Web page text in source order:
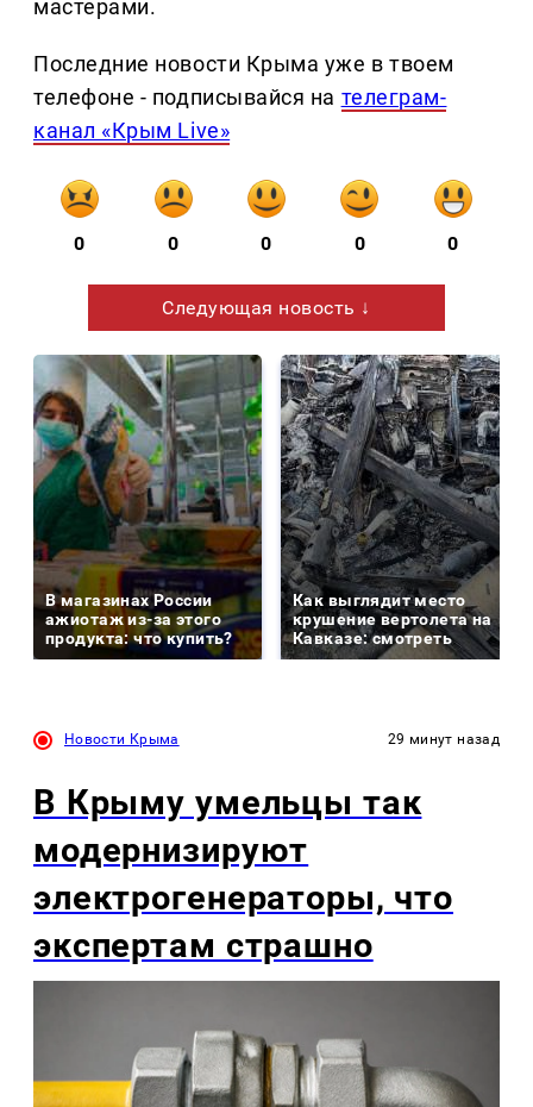
мастерами.
Последние новости Крыма уже в твоем
телефоне - подписывайся на телеграм-
канал «Крым Live»
0 0 0 0 0
Следующая новость ↓
В магазинах России
ажиотаж из-за этого
продукта: что купить?
Как выглядит место
крушение вертолета на
Кавказе: смотреть
Новости Крыма 29 минут назад
В Крыму умельцы так
модернизируют
электрогенераторы, что
экспертам страшно